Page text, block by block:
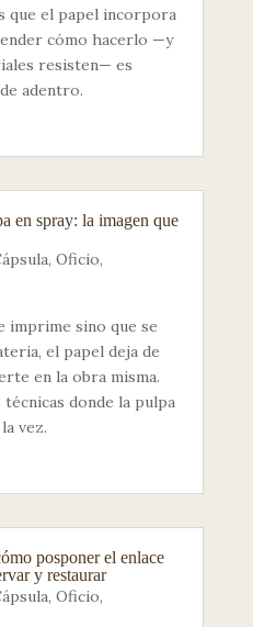
que el papel incorpora
cómo hacerlo —y
resisten— es
adentro.
en spray: la imagen que
, Oficio,
imprime sino que se
el papel deja de
en la obra misma.
donde la pulpa
vez.
posponer el enlace
y restaurar
, Oficio,